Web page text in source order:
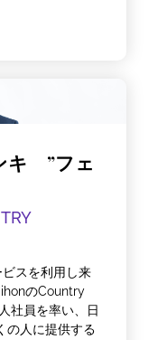
キ ”フェ
スを利用し来
のCountry
社員を率い、日
の人に提供する